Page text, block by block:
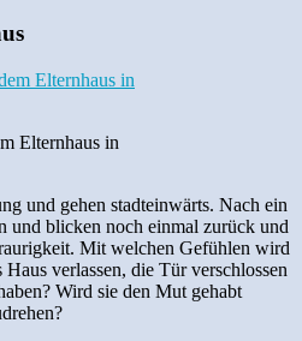
Elternhaus in
und gehen stadteinwärts. Nach ein
und blicken noch einmal zurück und
Mit welchen Gefühlen wird
verlassen, die Tür verschlossen
Wird sie den Mut gehabt